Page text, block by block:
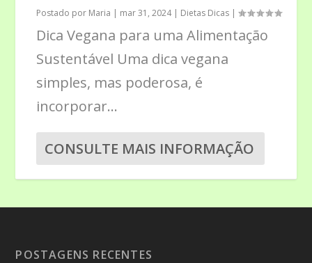
Postado por Maria | mar 31, 2024| Dietas Dicas |
Dica Vegana para uma Alimentação
Sustentável Uma dica vegana
simples, mas poderosa, é
incorporar...
CONSULTE MAIS INFORMAÇÃO
POSTAGENS RECENTES